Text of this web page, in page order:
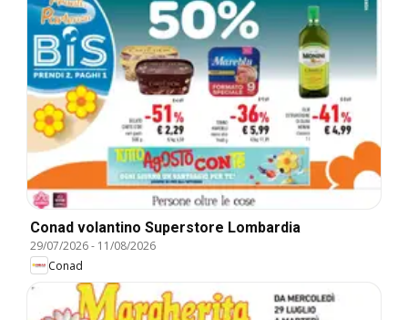
Conad volantino Superstore Lombardia
29/07/2026- 11/08/2026
Conad